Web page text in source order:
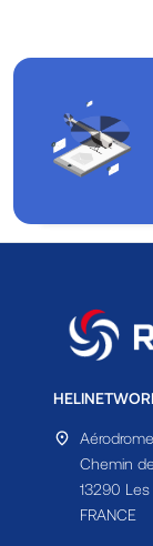
Chemin
13290 Les
FRANCE